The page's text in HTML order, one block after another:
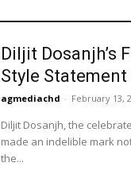
Diljit Dosanjh’s
Style Statement
agmediachd - February 13,
Diljit Dosanjh, the
made an indelible mark
the...